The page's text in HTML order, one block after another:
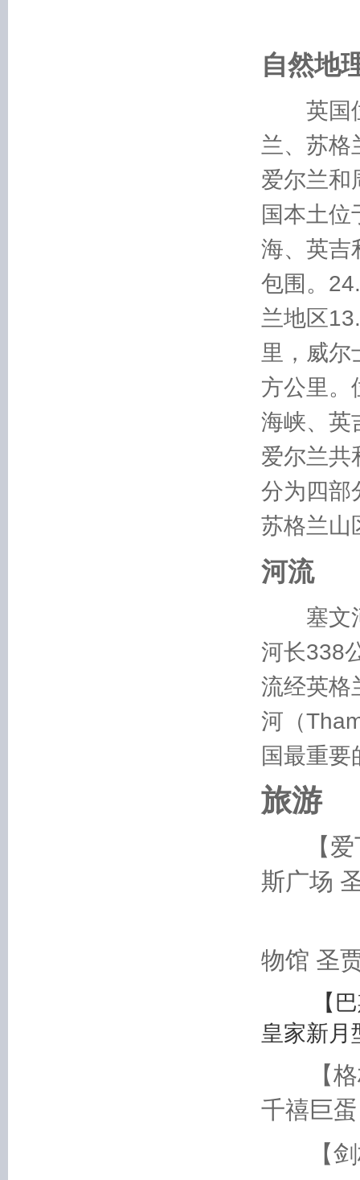
自然地
英国位
兰、苏格
爱尔兰和
国本土
海、英吉
包围。
兰地区
里，威
方公里。
海峡、英
爱尔兰共
分为四部
苏格兰山
河流
塞文河
河长338
流经英格
河（
国最重
旅游
【
斯广场
物馆 圣
【巴
皇家新月
【格林
千禧巨蛋
【剑桥